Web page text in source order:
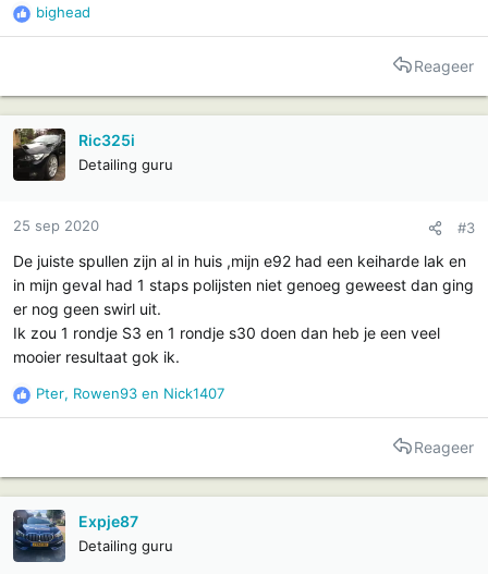
R
e
i
e
s
bighead
Reageer
Ric325i
Detailing guru
25 sep 2020 #3
De juiste spullen zijn al in huis ,mijn e92 had een keiharde lak en
in mijn geval had 1 staps polijsten niet genoeg geweest dan ging
er nog geen swirl uit.
Ik zou 1 rondje S3 en 1 rondje s30 doen dan heb je een veel
mooier resultaat gok ik.
R
e
i
e
s
Pter, Rowen93 en Nick1407
Reageer
Expje87
Detailing guru